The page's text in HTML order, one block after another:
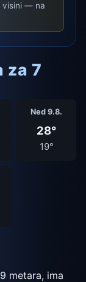
visini — na
za 7
Ned 9.8.
28°
19°
metara, ima